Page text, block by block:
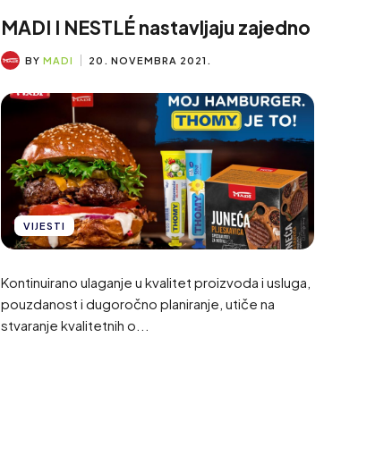
MADI I NESTLÉ nastavljaju zajedno
BY MADI 20. NOVEMBRA 2021.
VIJESTI
Kontinuirano ulaganje u kvalitet proizvoda i usluga,
pouzdanost i dugoročno planiranje, utiče na
stvaranje kvalitetnih o...